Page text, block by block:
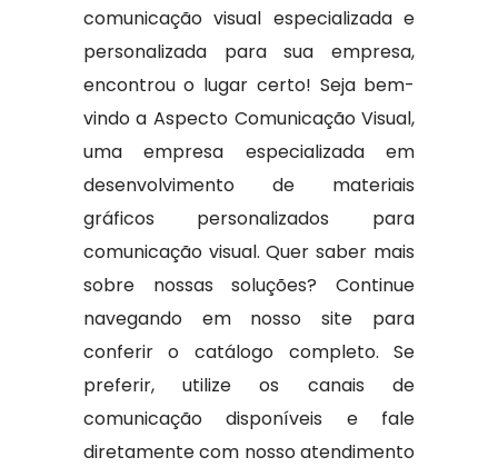
comunicação visual especializada e
personalizada para sua empresa,
encontrou o lugar certo! Seja bem-
vindo a Aspecto Comunicação Visual,
uma empresa especializada em
desenvolvimento de materiais
gráficos personalizados para
comunicação visual. Quer saber mais
sobre nossas soluções? Continue
navegando em nosso site para
conferir o catálogo completo. Se
preferir, utilize os canais de
comunicação disponíveis e fale
diretamente com nosso atendimento